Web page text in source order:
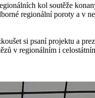
kol soutěže
regionální poroty a v
si psaní projektu a
v regionálním i